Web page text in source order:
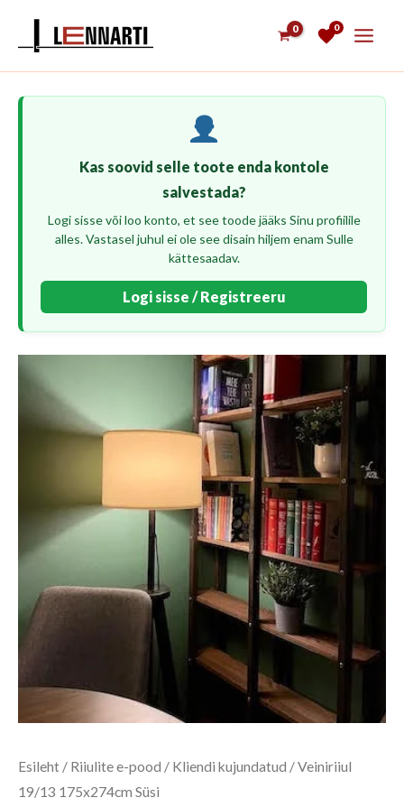
0
Kas soovid selle toote enda kontole
salvestada?
Logi sisse või loo konto, et see toode jääks Sinu profiilile
alles. Vastasel juhul ei ole see disain hiljem enam Sulle
kättesaadav.
Logi sisse / Registreeru
Esileht / Riiulite e-pood / Kliendi kujundatud / Veiniriiul
19/13 175x274cm Süsi